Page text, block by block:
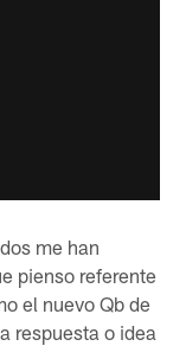
me han
pienso referente
el nuevo Qb de
respuesta o idea